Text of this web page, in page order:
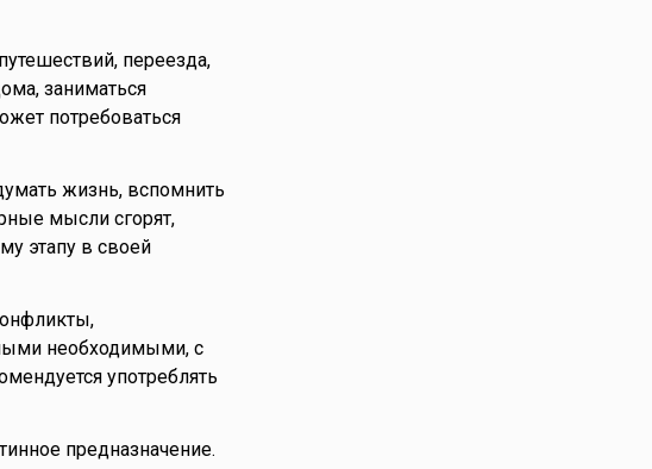
переезда,
заниматься
потребоваться
жизнь, вспомнить
мысли сгорят,
этапу в своей
необходимыми, с
употреблять
предназначение.